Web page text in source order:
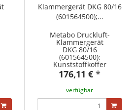
Metabo Druckluft-
Klammergerät
DKG 80/16
(601564500);
Kunststoffkoffer
176,11 € *
verfügbar